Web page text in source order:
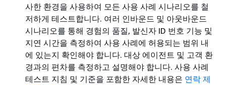
사한 환경을 사용하여 모든 사용 사례 시나리오를 철
저하게 테스트합니다. 여러 인바운드 및 아웃바운드
시나리오를 통해 경험의 품질, 발신자 ID 번호 기능 및
지연 시간을 측정하여 사용 사례에 허용되는 범위 내
에 있는지 확인해야 합니다. 대상 에이전트 및 고객 환
경과의 편차를 측정하고 설명해야 합니다. 사용 사례
테스트 지침 및 기준을 포함한 자세한 내용은 연락 제